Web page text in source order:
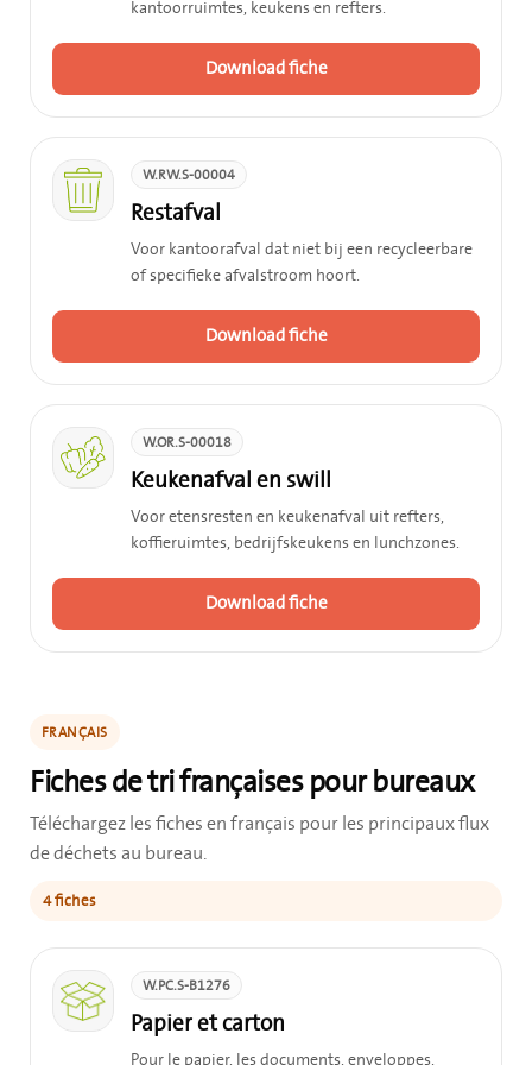
kantoorruimtes, keukens en refters.
Download fiche
W.RW.S-00004
Restafval
Voor kantoorafval dat niet bij een recycleerbare
of specifieke afvalstroom hoort.
Download fiche
W.OR.S-00018
Keukenafval en swill
Voor etensresten en keukenafval uit refters,
koffieruimtes, bedrijfskeukens en lunchzones.
Download fiche
FRANÇAIS
Fiches de tri françaises pour bureaux
Téléchargez les fiches en français pour les principaux flux
de déchets au bureau.
4 fiches
W.PC.S-B1276
Papier et carton
Pour le papier, les documents, enveloppes,